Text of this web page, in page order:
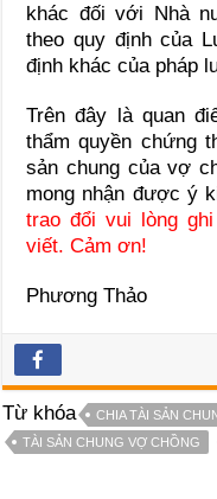
khác đối với Nhà
theo quy định của
định khác của pháp
Trên đây là quan
thẩm quyền chứng
sản chung của vợ
mong nhận được ý
trao đổi vui lòng
viết. Cảm ơn!
Phương Thảo
Từ khóa CHIA TÀI SẢN
TÀI SẢN CHUNG VỢ CHỒNG